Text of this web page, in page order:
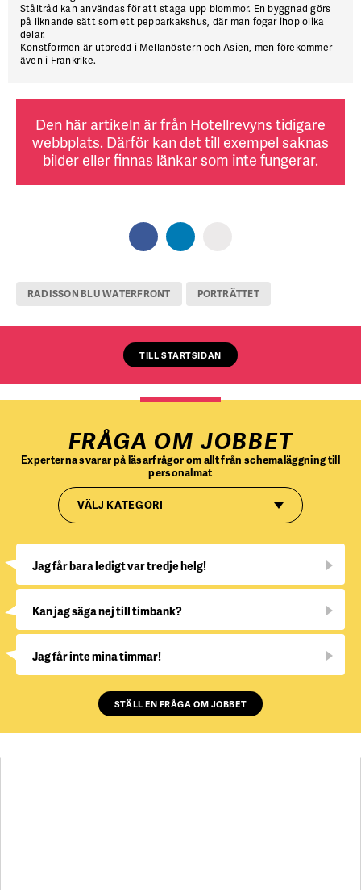
Ståltråd kan användas för att staga upp blommor. En byggnad görs
på liknande sätt som ett pepparkakshus, där man fogar ihop olika
delar.
Konstformen är utbredd i Mellanöstern och Asien, men förekommer
även i Frankrike.
Den här artikeln är från Hotellrevyns tidigare
webbplats. Därför kan det till exempel saknas
bilder eller finnas länkar som inte fungerar.
RADISSON BLU WATERFRONT PORTRÄTTET
TILL STARTSIDAN
FRÅGA OM JOBBET
Experterna svarar på läsarfrågor om allt från schemaläggning till
personalmat
VÄLJ KATEGORI
Jag får bara ledigt var tredje helg!
Kan jag säga nej till timbank?
Jag får inte mina timmar!
STÄLL EN FRÅGA OM JOBBET